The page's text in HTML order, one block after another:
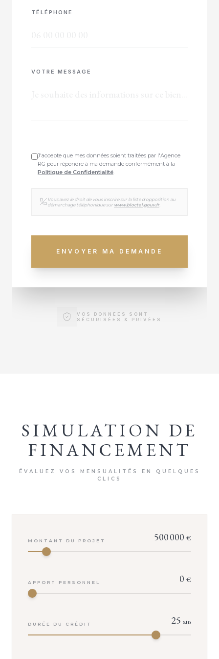
TÉLÉPHONE
VOTRE MESSAGE
J'accepte que mes données soient traitées par l'Agence
RG pour répondre à ma demande conformément à la
Politique de Confidentialité
Vous avez le droit de vous inscrire sur la liste d'opposition au
démarchage téléphonique sur www.bloctel.gouv.fr.
ENVOYER MA DEMANDE
VOS DONNÉES SONT
SÉCURISÉES & PRIVÉES
SIMULATION DE
FINANCEMENT
ÉVALUEZ VOS MENSUALITÉS EN QUELQUES
CLICS
MONTANT DU PROJET 500 000 €
APPORT PERSONNEL 0 €
DURÉE DU CRÉDIT 25 ans